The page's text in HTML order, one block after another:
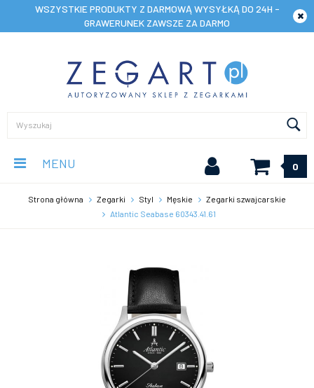
WSZYSTKIE PRODUKTY Z DARMOWĄ WYSYŁKĄ DO 24H -
GRAWERUNEK ZAWSZE ZA DARMO
MENU 0
Strona główna Zegarki Styl Męskie
Zegarki szwajcarskie
Atlantic Seabase 60343.41.61